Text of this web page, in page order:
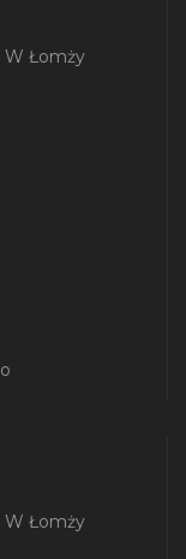
W Łomży
W Łomży